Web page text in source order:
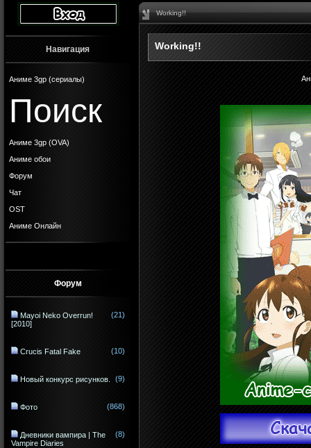
Навигация
Аниме 3gp (сериалы)
Поиск
Аниме 3gp (OVA)
Аниме обои
Форум
Чат
OST
Аниме Онлайн
Форум
Mayoi Neko Overrun!
[2010]
(21)
Crucis Fatal Fake (10)
Новый конкурс рисунков. (9)
Фото (868)
Дневники вампира | The
Vampire Diaries
(8)
Working!!
Working!!